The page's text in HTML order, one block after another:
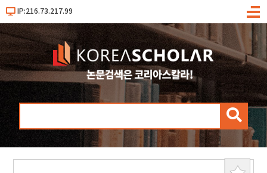
IP:216.73.217.99
메
검